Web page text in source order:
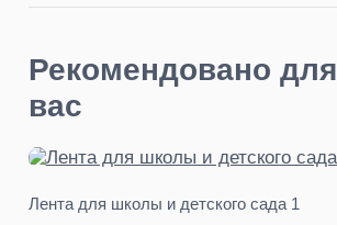
Рекомендовано для
вас
Лента для школы и детского сада 1